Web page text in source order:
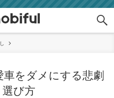
をダメにする悲劇
び方